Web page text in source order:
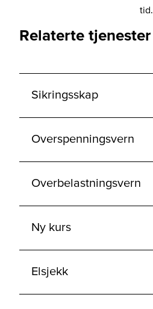
tid.
Relaterte tjenester
Sikringsskap
Overspenningsvern
Overbelastningsvern
Ny kurs
Elsjekk